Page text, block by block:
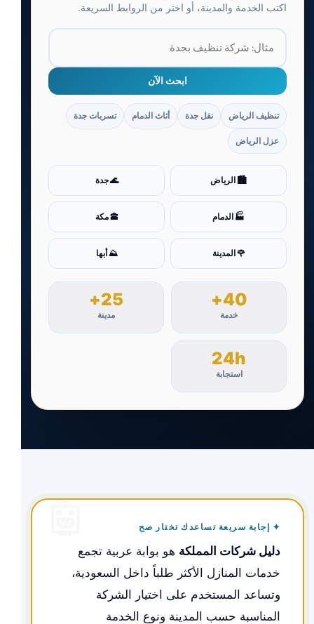
اكتب الخدمة والمدينة، أو اختر من الروابط السريعة.
ابحث الآن
تنظيف الرياض نقل جدة أثاث الدمام تسربات جدة
عزل الرياض
🏙️ الرياض 🌊 جدة
🏭 الدمام 🕋 مكة
🌹 المدينة ⛰️ أبها
40+
خدمة
25+
مدينة
24h
استجابة
✦ إجابة سريعة تساعدك تختار صح
دليل شركات المملكة هو بوابة عربية تجمع
خدمات المنازل الأكثر طلباً داخل السعودية،
وتساعد المستخدم على اختيار الشركة
المناسبة حسب المدينة ونوع الخدمة